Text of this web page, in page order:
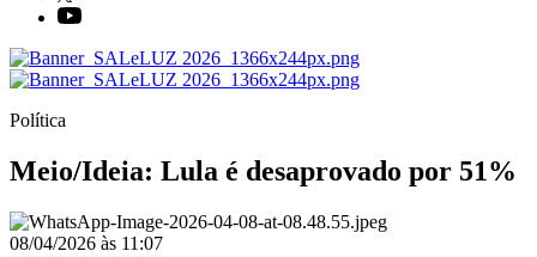
Política
Meio/Ideia: Lula é desaprovado por 51%
08/04/2026 às 11:07